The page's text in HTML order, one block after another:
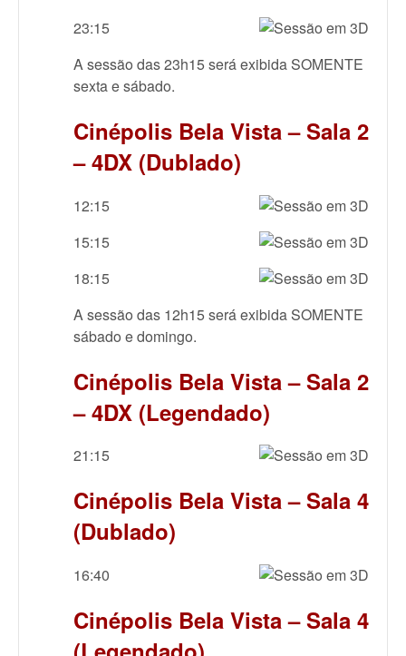
23:15
A sessão das 23h15 será exibida SOMENTE
sexta e sábado.
Cinépolis Bela Vista – Sala 2
– 4DX (Dublado)
12:15
15:15
18:15
A sessão das 12h15 será exibida SOMENTE
sábado e domingo.
Cinépolis Bela Vista – Sala 2
– 4DX (Legendado)
21:15
Cinépolis Bela Vista – Sala 4
(Dublado)
16:40
Cinépolis Bela Vista – Sala 4